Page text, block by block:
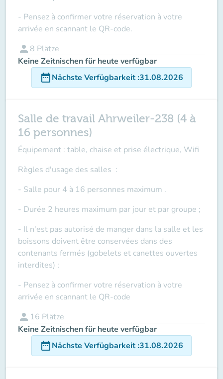
- Pensez à confirmer votre réservation à votre
arrivée en scannant le QR-code.
person 8 Plätze
Keine Zeitnischen für heute verfügbar
date_rangeNächste Verfügbarkeit:31.08.2026
Salle de travail Ahrweiler-238 (4 à
16 personnes)
Équipement : table, chaise et prise électrique, Wifi
Règles d'usage des salles :
- Salle pour 4 à 16 personnes maximum .
- Durée 2 heures maximum par jour et par groupe ;
- Il n'est pas autorisé de manger dans la salle et les
boissons doivent être conservées dans des
contenants fermés (gobelets et canettes ouvertes
interdites) ;
- Pensez à confirmer votre réservation à votre
arrivée en scannant le QR-code
person 16 Plätze
Keine Zeitnischen für heute verfügbar
date_rangeNächste Verfügbarkeit:31.08.2026